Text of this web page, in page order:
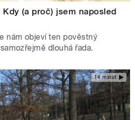
(a proč) jsem naposled
nám objeví ten pověstný
dlouhá řada.
14 minut